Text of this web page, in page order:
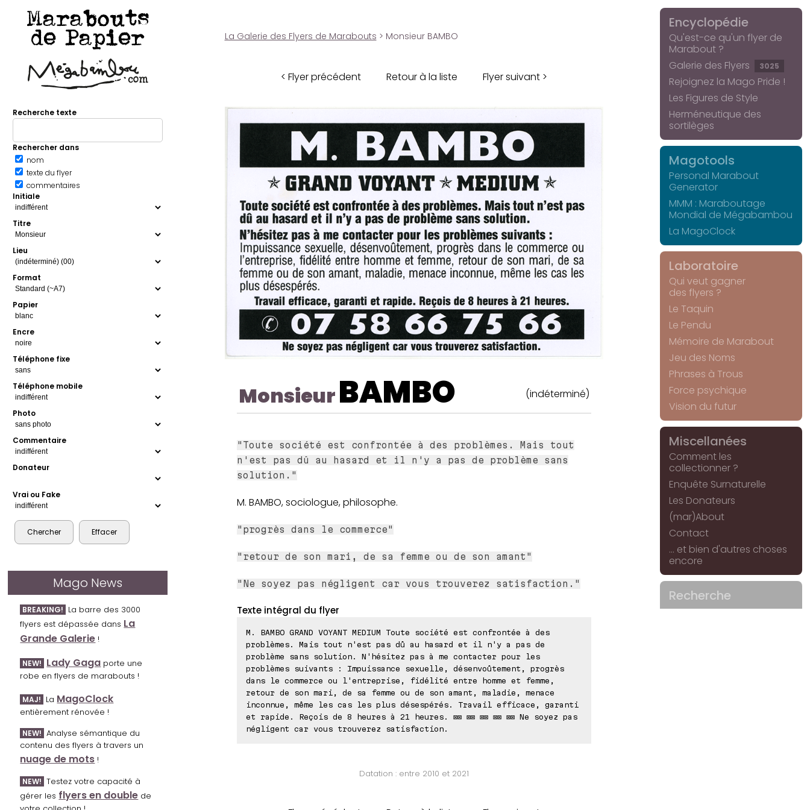
Marabouts
de Papier
Recherche texte
Rechercher dans
nom
texte du flyer
commentaires
Initiale
Titre
Lieu
Format
Papier
Encre
Téléphone fixe
Téléphone mobile
Photo
Commentaire
Donateur
Vrai ou Fake
Mago News
BREAKING! La barre des 3000
flyers est dépassée dans La
Grande Galerie !
NEW! Lady Gaga porte une
robe en flyers de marabouts !
MAJ! La MagoClock
entièrement rénovée !
NEW! Analyse sémantique du
contenu des flyers à travers un
nuage de mots !
NEW! Testez votre capacité à
gérer les flyers en double de
La Galerie des Flyers de Marabouts > Monsieur BAMBO
< Flyer précédent Retour à la liste Flyer suivant >
MonsieurBAMBO (indéterminé)
"Toute société est confrontée à des problèmes. Mais tout
n'est pas dû au hasard et il n'y a pas de problème sans
solution."
M. BAMBO, sociologue, philosophe.
"progrès dans le commerce"
"retour de son mari, de sa femme ou de son amant"
"Ne soyez pas négligent car vous trouverez satisfaction."
Texte intégral du flyer
M. BAMBO GRAND VOYANT MEDIUM Toute société est confrontée à des
problèmes. Mais tout n'est pas dû au hasard et il n'y a pas de
problème sans solution. N'hésitez pas à me contacter pour les
problèmes suivants : Impuissance sexuelle, désenvoûtement, progrès
dans le commerce ou l'entreprise, fidélité entre homme et femme,
retour de son mari, de sa femme ou de son amant, maladie, menace
inconnue, même les cas les plus désespérés. Travail efficace, garanti
et rapide. Reçois de 8 heures à 21 heures. ⊠⊠ ⊠⊠ ⊠⊠ ⊠⊠ ⊠⊠ Ne soyez pas
négligent car vous trouverez satisfaction.
Datation : entre 2010 et 2021
Encyclopédie
Qu'est-ce qu'un flyer de
Marabout ?
Galerie des Flyers
3025
Rejoignez la Mago Pride !
Les Figures de Style
Herméneutique des
sortilèges
Magotools
Personal Marabout
Generator
MMM : Maraboutage
Mondial de Mégabambou
La MagoClock
Laboratoire
Qui veut gagner
des flyers ?
Le Taquin
Le Pendu
Mémoire de Marabout
Jeu des Noms
Phrases à Trous
Force psychique
Vision du futur
Miscellanées
Comment les
collectionner ?
Enquête Surnaturelle
Les Donateurs
(mar)About
Contact
... et bien d'autres choses
encore
Recherche